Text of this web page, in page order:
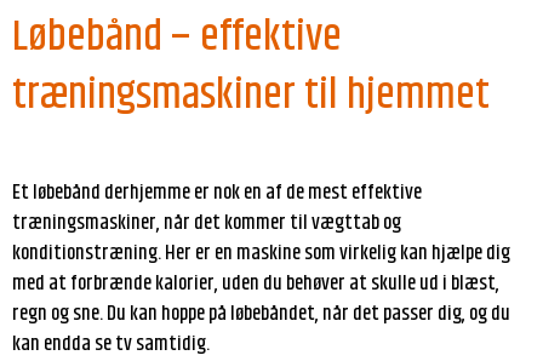
Løbebånd – effektive
træningsmaskiner til hjemmet
Et løbebånd derhjemme er nok en af de mest effektive
træningsmaskiner, når det kommer til vægttab og
konditionstræning. Her er en maskine som virkelig kan hjælpe dig
med at forbrænde kalorier, uden du behøver at skulle ud i blæst,
regn og sne. Du kan hoppe på løbebåndet, når det passer dig, og du
kan endda se tv samtidig.